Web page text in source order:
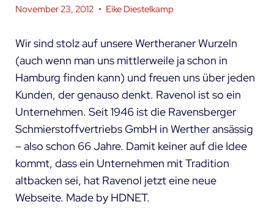
November 23, 2012 • Eike Diestelkamp
Wir sind stolz auf unsere Wertheraner Wurzeln
(auch wenn man uns mittlerweile ja schon in
Hamburg finden kann) und freuen uns über jeden
Kunden, der genauso denkt. Ravenol ist so ein
Unternehmen. Seit 1946 ist die Ravensberger
Schmierstoffvertriebs GmbH in Werther ansässig
– also schon 66 Jahre. Damit keiner auf die Idee
kommt, dass ein Unternehmen mit Tradition
altbacken sei, hat Ravenol jetzt eine neue
Webseite. Made by HDNET.